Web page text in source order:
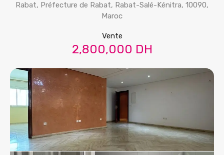
Rabat, Préfecture de Rabat, Rabat-Salé-Kénitra, 10090,
Maroc
Vente
2,800,000 DH